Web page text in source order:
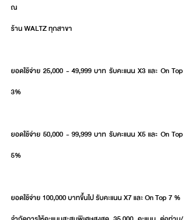
ณ
ร้าน WALTZ ทุกสาขา
ยอดใช้จ่าย 25,000 - 49,999 บาท รับคะแนน X3 และ On Top
3%
ยอดใช้จ่าย 50,000 - 99,999 บาท รับคะแนน X5 และ On Top
5%
ยอดใช้จ่าย 100,000 บาทขึ้นไป รับคะแนน X7 และ On Top 7 %